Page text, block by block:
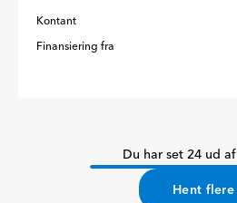
Kontant
Finansiering fra
Du har set 24 ud
Hent flere